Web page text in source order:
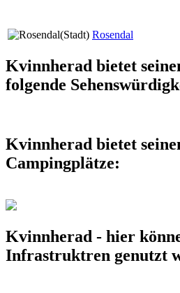
Rosendal
Kvinnherad bietet
folgende
Kvinnherad bietet
Campingplätze:
Kvinnherad - hier
Infrastruktren genutzt